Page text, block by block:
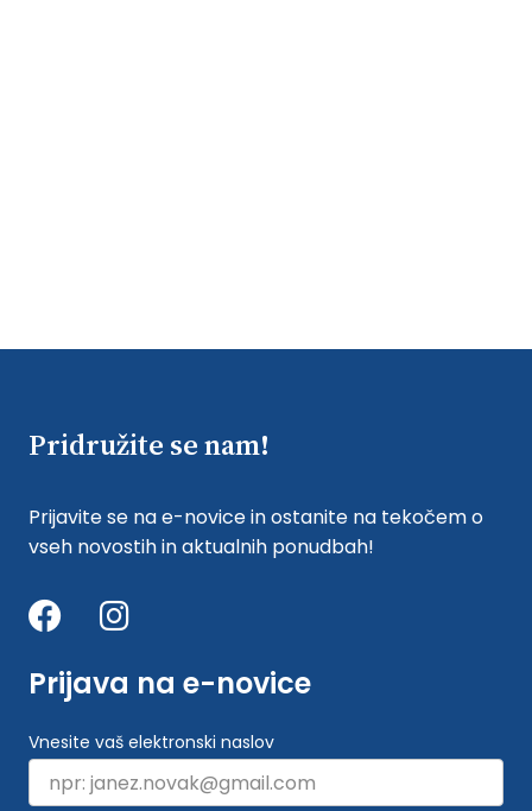
Pridružite se nam!
Prijavite se na e-novice in ostanite na tekočem o
vseh novostih in aktualnih ponudbah!
Prijava na e-novice
Vnesite vaš elektronski naslov